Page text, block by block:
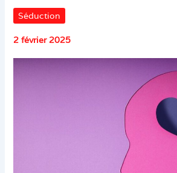
Séduction
2 février 2025